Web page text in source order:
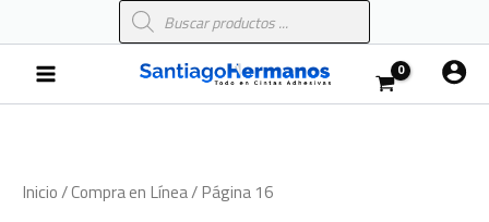
al
contenido
Búsqueda
de
Main
Menu
Inicio/Compra en Línea/ Página 16